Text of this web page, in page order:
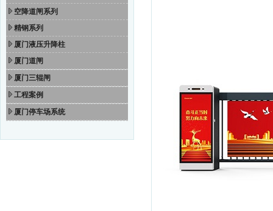
空降道闸系列
精钢系列
厦门液压升降柱
厦门道闸
厦门三辊闸
工程案例
厦门停车场系统